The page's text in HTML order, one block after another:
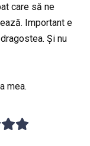
care să ne
Important e
Și nu
mea.